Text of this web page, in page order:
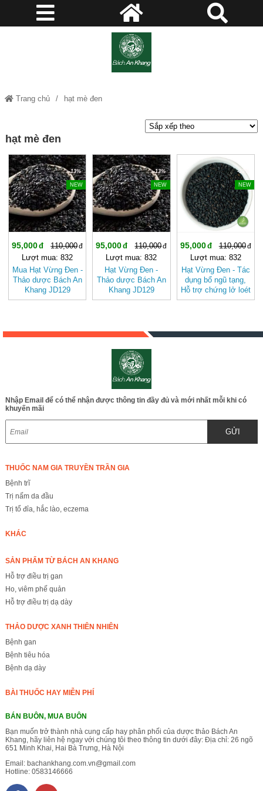
Trang chủ hạt mè đen
hạt mè đen
-13%
NEW
95,000
110,000
Lượt mua: 832
Mua Hạt Vừng Đen -
Thảo dược Bách An
Khang JD129
hatvungden v2
-13%
NEW
95,000
110,000
Lượt mua: 832
Hạt Vừng Đen -
Thảo dược Bách An
Khang JD129
hatvungden
-13%
NEW
95,000
110,000
Lượt mua: 832
Hạt Vừng Đen - Tác
dụng bổ ngũ tạng,
Hỗ trợ chứng lở loét
và kiết lỵ kinh niên
Nhập Email để có thể nhận được thông tin đầy đủ và mới nhất mỗi khi có
khuyến mãi
GỬI
THUỐC NAM GIA TRUYỀN TRẦN GIA
Bệnh trĩ
Trị nấm da đầu
Trị tổ đỉa, hắc lào, eczema
KHÁC
SẢN PHẨM TỪ BÁCH AN KHANG
Hỗ trợ điều trị gan
Ho, viêm phế quản
Hỗ trợ điều trị dạ dày
THẢO DƯỢC XANH THIÊN NHIÊN
Bệnh gan
Bệnh tiêu hóa
Bệnh dạ dày
BÀI THUỐC HAY MIỄN PHÍ
BÁN BUÔN, MUA BUÔN
Bạn muốn trở thành nhà cung cấp hay phân phối của dược thảo Bách An
Khang, hãy liên hệ ngay với chúng tôi theo thông tin dưới đây: Địa chỉ: 26 ngõ
651 Minh Khai, Hai Bà Trưng, Hà Nội
Email: bachankhang.com.vn@gmail.com
Hotline: 0583146666